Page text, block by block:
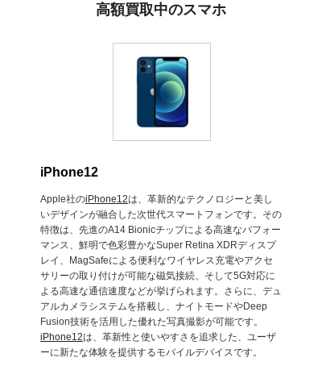
高額買取中のスマホ
iPhone12
Apple社のiPhone12は、革新的なテクノロジーと美し
いデザインが融合した次世代スマートフォンです。その
特徴は、先進のA14 Bionicチップによる高速なパフォー
マンス、鮮明で色彩豊かなSuper Retina XDRディスプ
レイ、MagSafeによる便利なワイヤレス充電やアクセ
サリーの取り付けが可能な磁気接続、そして5G対応に
よる高速な通信速度などが挙げられます。さらに、デュ
アルカメラシステムを搭載し、ナイトモードやDeep
Fusion技術を活用した優れた写真撮影が可能です。
iPhone12は、革新性と使いやすさを追求した、ユーザ
ーに新たな体験を提供するモバイルデバイスです。